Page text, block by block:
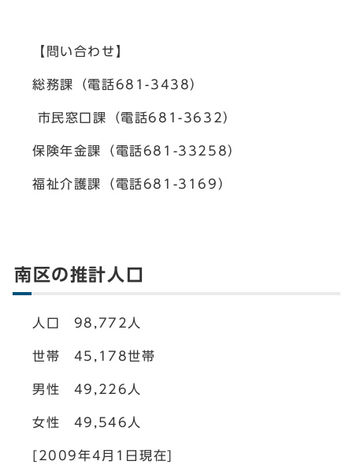
【問い合わせ】
総務課（電話681-3438）
市民窓口課（電話681-3632）
保険年金課（電話681-33258）
福祉介護課（電話681-3169）
南区の推計人口
人口 98,772人
世帯 45,178世帯
男性 49,226人
女性 49,546人
[2009年4月1日現在]